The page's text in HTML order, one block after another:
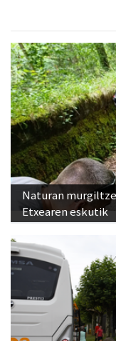
Naturan
Etxearen eskutik